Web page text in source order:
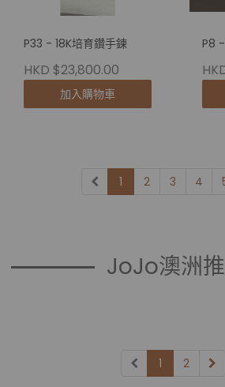
P33 - 18K培育鑽手鍊
HKD $23,800.00
加入購物車
P8
1 2 3 4
JoJo澳洲
1 2